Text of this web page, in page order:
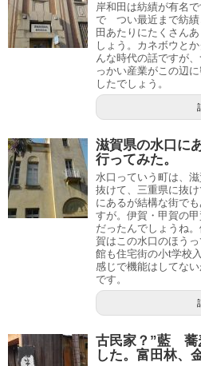
岸和田は紡績が有名
で つい最近まで紡績
田あたりにたくさん
しょう。カネボウと
んな時代の話ですが
っかい産業がこの辺
したでしょう。
滋賀県の水口に
行ってみた。
水口っていう町は、
抜けて、三重県に抜
にあるが結構な街で
すが。伊賀・甲賀の
だったんでしょうね
賀はこの水口のほう
館も住宅街の小t学校
感じで機能はしてな
です。
古民家？”藍 蕎
した。富田林、